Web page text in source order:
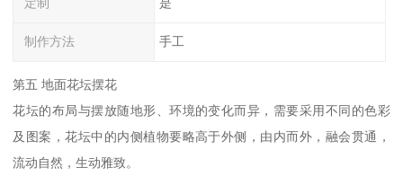
制作方法 手工
第五 地面花坛摆花
花坛的布局与摆放随地形、环境的变化而异，需要采用不同的色彩
及图案，花坛中的内侧植物要略高于外侧，由内而外，融会贯通，
流动自然，生动雅致。